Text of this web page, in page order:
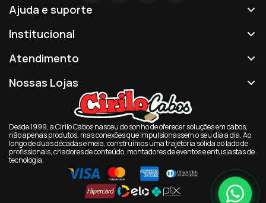
Ajuda e suporte
Institucional
Atendimento
Nossas Lojas
Desde 1999, a Cirilo Cabos nasceu do sonho de oferecer soluções em cabos,
não apenas produtos, mas conexões que impulsionassem o seu dia a dia. Ao
longo de duas décadas e meia, construímos uma trajetória sólida ao lado de
profissionais, criadores de conteúdo, montadores de eventos e entusiastas de
tecnologia.